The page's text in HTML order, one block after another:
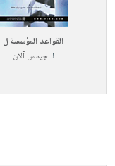
القواعد المؤسسة ل
لـجيمس آلان